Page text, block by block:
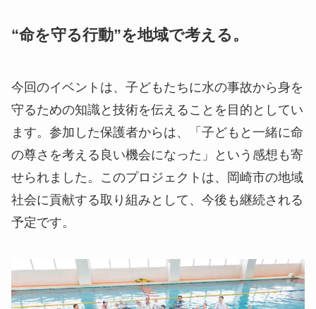
“命を守る行動”を地域で考える。
今回のイベントは、子どもたちに水の事故から身を
守るための知識と技術を伝えることを目的としてい
ます。参加した保護者からは、「子どもと一緒に命
の尊さを考える良い機会になった」という感想も寄
せられました。このプロジェクトは、岡崎市の地域
社会に貢献する取り組みとして、今後も継続される
予定です。